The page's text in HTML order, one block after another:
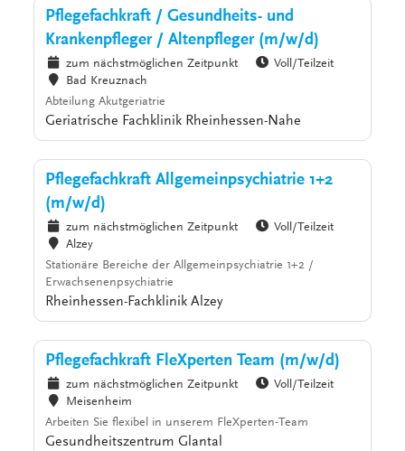
Pflegefachkraft / Gesundheits- und
Krankenpfleger / Altenpfleger (m/w/d)
zum nächstmöglichen Zeitpunkt
Voll/Teilzeit
Bad Kreuznach
Abteilung Akutgeriatrie
Geriatrische Fachklinik Rheinhessen-Nahe
Pflegefachkraft Allgemeinpsychiatrie 1+2
(m/w/d)
zum nächstmöglichen Zeitpunkt
Voll/Teilzeit
Alzey
Stationäre Bereiche der Allgemeinpsychiatrie 1+2 /
Erwachsenenpsychiatrie
Rheinhessen-Fachklinik Alzey
Pflegefachkraft FleXperten Team (m/w/d)
zum nächstmöglichen Zeitpunkt
Voll/Teilzeit
Meisenheim
Arbeiten Sie flexibel in unserem FleXperten-Team
Gesundheitszentrum Glantal